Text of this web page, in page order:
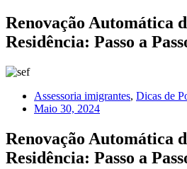
Renovação Automática
Residência: Passo a
Assessoria imigrantes, Dicas de
Maio 30, 2024
Renovação Automática
Residência: Passo a